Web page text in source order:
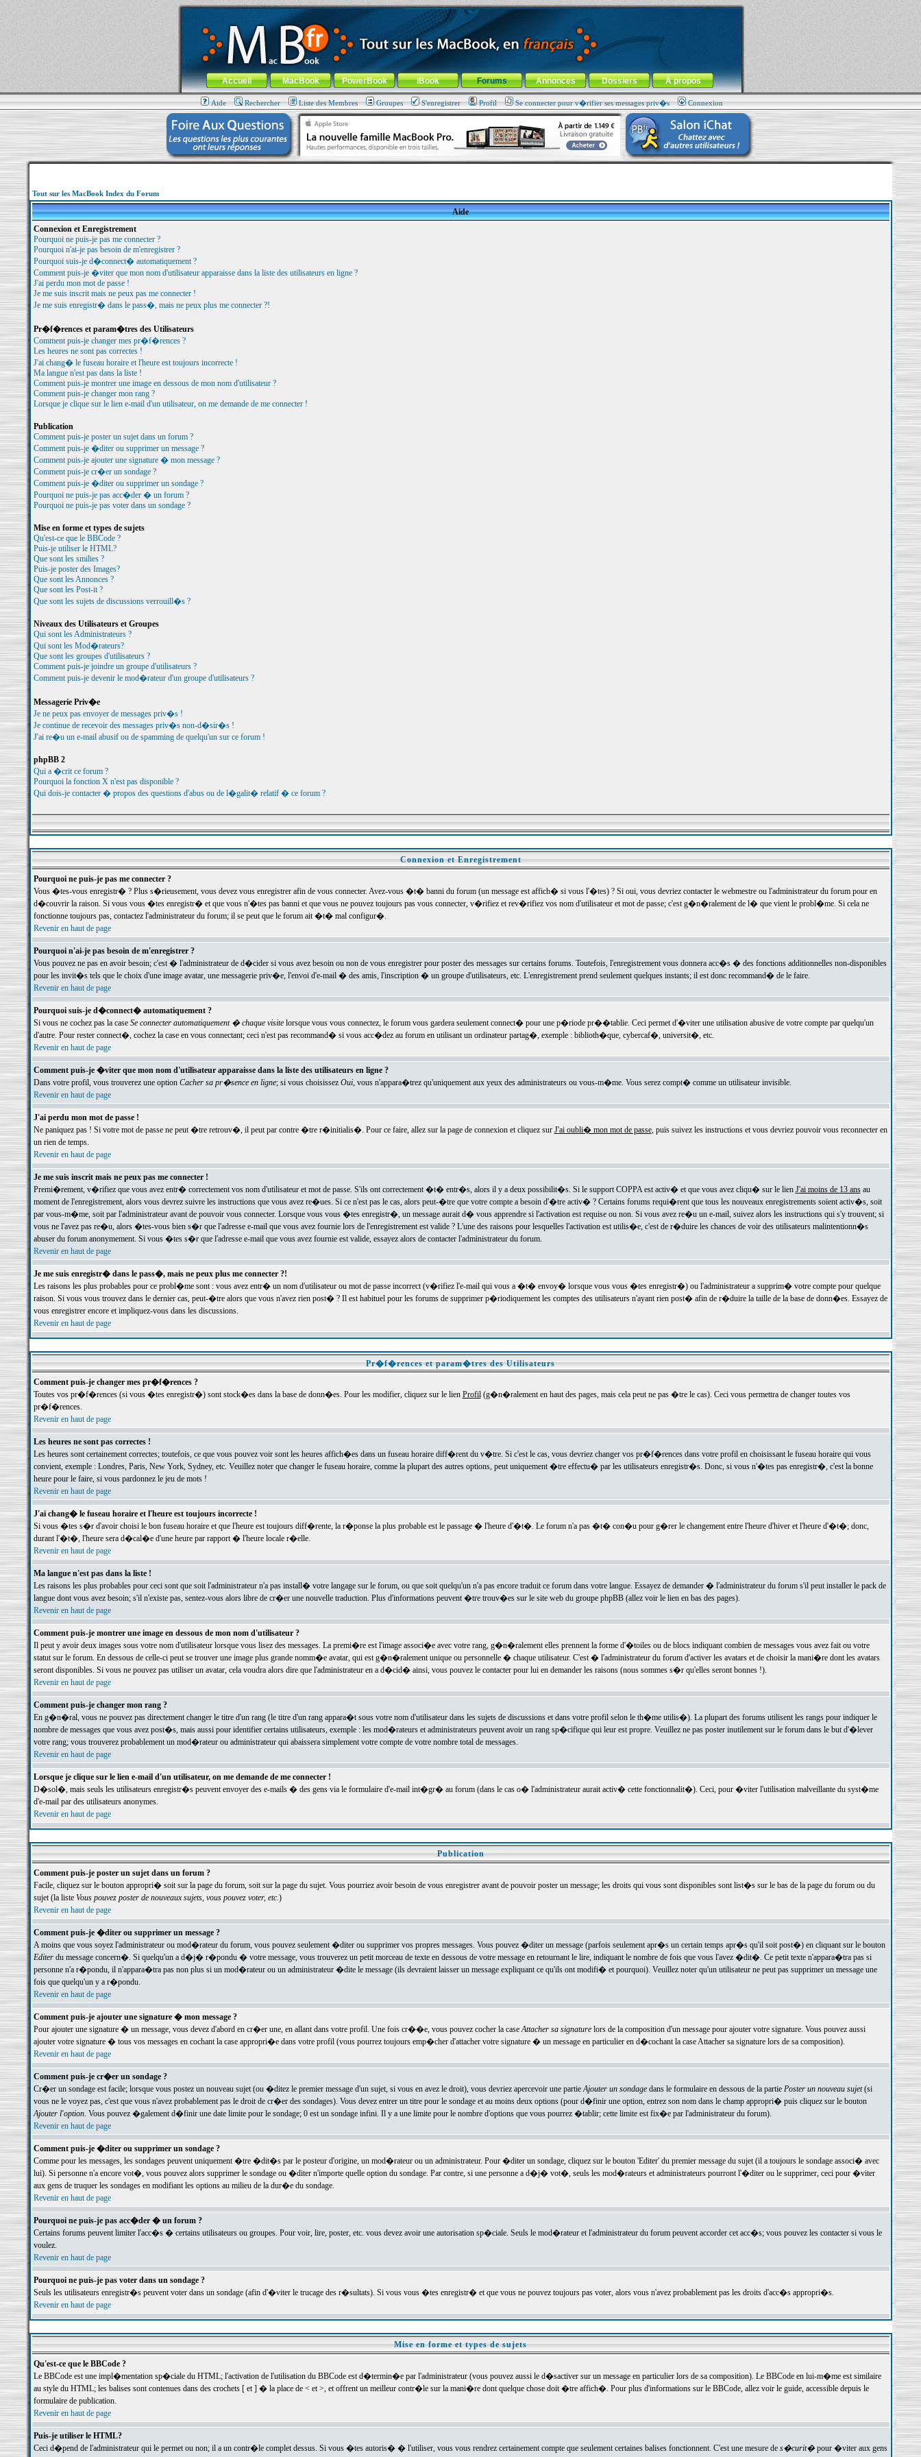
MacBook-fr.com : 100% Apple... 100% nomade !
Aller au contenu-Aller au menu général-Aller au menu de la rubrique
Menu général
Accueil MacBook PowerBook iBook Forums Annonces Dossiers À propos
Aide Rechercher Liste des Membres Groupes S'enregistrer Profil Se connecter pour v�rifier ses messages priv�s Connexion
Tout sur les MacBook Index du Forum
Aide
Connexion et Enregistrement
Pourquoi ne puis-je pas me connecter ?
Pourquoi n'ai-je pas besoin de m'enregistrer ?
Pourquoi suis-je d�connect� automatiquement ?
Comment puis-je �viter que mon nom d'utilisateur apparaisse dans la liste des utilisateurs en ligne ?
J'ai perdu mon mot de passe !
Je me suis inscrit mais ne peux pas me connecter !
Je me suis enregistr� dans le pass�, mais ne peux plus me connecter ?!
Pr�f�rences et param�tres des Utilisateurs
Comment puis-je changer mes pr�f�rences ?
Les heures ne sont pas correctes !
J'ai chang� le fuseau horaire et l'heure est toujours incorrecte !
Ma langue n'est pas dans la liste !
Comment puis-je montrer une image en dessous de mon nom d'utilisateur ?
Comment puis-je changer mon rang ?
Lorsque je clique sur le lien e-mail d'un utilisateur, on me demande de me connecter !
Publication
Comment puis-je poster un sujet dans un forum ?
Comment puis-je �diter ou supprimer un message ?
Comment puis-je ajouter une signature � mon message ?
Comment puis-je cr�er un sondage ?
Comment puis-je �diter ou supprimer un sondage ?
Pourquoi ne puis-je pas acc�der � un forum ?
Pourquoi ne puis-je pas voter dans un sondage ?
Mise en forme et types de sujets
Qu'est-ce que le BBCode ?
Puis-je utiliser le HTML?
Que sont les smilies ?
Puis-je poster des Images?
Que sont les Annonces ?
Que sont les Post-it ?
Que sont les sujets de discussions verrouill�s ?
Niveaux des Utilisateurs et Groupes
Qui sont les Administrateurs ?
Qui sont les Mod�rateurs?
Que sont les groupes d'utilisateurs ?
Comment puis-je joindre un groupe d'utilisateurs ?
Comment puis-je devenir le mod�rateur d'un groupe d'utilisateurs ?
Messagerie Priv�e
Je ne peux pas envoyer de messages priv�s !
Je continue de recevoir des messages priv�s non-d�sir�s !
J'ai re�u un e-mail abusif ou de spamming de quelqu'un sur ce forum !
phpBB 2
Qui a �crit ce forum ?
Pourquoi la fonction X n'est pas disponible ?
Qui dois-je contacter � propos des questions d'abus ou de l�galit� relatif � ce forum ?
Connexion et Enregistrement
Pourquoi ne puis-je pas me connecter ?
Vous �tes-vous enregistr� ? Plus s�rieusement, vous devez vous enregistrer afin de vous connecter. Avez-vous �t� banni du forum (un message est affich� si vous l'�tes) ? Si oui, vous devriez contacter le webmestre ou l'administrateur du forum pour en
d�couvrir la raison. Si vous vous �tes enregistr� et que vous n'�tes pas banni et que vous ne pouvez toujours pas vous connecter, v�rifiez et rev�rifiez vos nom d'utilisateur et mot de passe; c'est g�n�ralement de l� que vient le probl�me. Si cela ne
fonctionne toujours pas, contactez l'administrateur du forum; il se peut que le forum ait �t� mal configur�.
Revenir en haut de page
Pourquoi n'ai-je pas besoin de m'enregistrer ?
Vous pouvez ne pas en avoir besoin; c'est � l'administrateur de d�cider si vous avez besoin ou non de vous enregistrer pour poster des messages sur certains forums. Toutefois, l'enregistrement vous donnera acc�s � des fonctions additionnelles non-disponibles
pour les invit�s tels que le choix d'une image avatar, une messagerie priv�e, l'envoi d'e-mail � des amis, l'inscription � un groupe d'utilisateurs, etc. L'enregistrement prend seulement quelques instants; il est donc recommand� de le faire.
Revenir en haut de page
Pourquoi suis-je d�connect� automatiquement ?
Si vous ne cochez pas la case Se connecter automatiquement � chaque visitelorsque vous vous connectez, le forum vous gardera seulement connect� pour une p�riode pr��tablie. Ceci permet d'�viter une utilisation abusive de votre compte par quelqu'un
d'autre. Pour rester connect�, cochez la case en vous connectant; ceci n'est pas recommand� si vous acc�dez au forum en utilisant un ordinateur partag�, exemple : biblioth�que, cybercaf�, universit�, etc.
Revenir en haut de page
Comment puis-je �viter que mon nom d'utilisateur apparaisse dans la liste des utilisateurs en ligne ?
Dans votre profil, vous trouverez une option Cacher sa pr�sence en ligne; si vous choisissez Oui, vous n'appara�trez qu'uniquement aux yeux des administrateurs ou vous-m�me. Vous serez compt� comme un utilisateur invisible.
Revenir en haut de page
J'ai perdu mon mot de passe !
Ne paniquez pas ! Si votre mot de passe ne peut �tre retrouv�, il peut par contre �tre r�initialis�. Pour ce faire, allez sur la page de connexion et cliquez sur J'ai oubli� mon mot de passe, puis suivez les instructions et vous devriez pouvoir vous reconnecter en
un rien de temps.
Revenir en haut de page
Je me suis inscrit mais ne peux pas me connecter !
Premi�rement, v�rifiez que vous avez entr� correctement vos nom d'utilisateur et mot de passe. S'ils ont correctement �t� entr�s, alors il y a deux possibilit�s. Si le support COPPA est activ� et que vous avez cliqu� sur le lien J'ai moins de 13 ansau
moment de l'enregistrement, alors vous devrez suivre les instructions que vous avez re�ues. Si ce n'est pas le cas, alors peut-�tre que votre compte a besoin d'�tre activ� ? Certains forums requi�rent que tous les nouveaux enregistrements soient activ�s, soit
par vous-m�me, soit par l'administrateur avant de pouvoir vous connecter. Lorsque vous vous �tes enregistr�, un message aurait d� vous apprendre si l'activation est requise ou non. Si vous avez re�u un e-mail, suivez alors les instructions qui s'y trouvent; si
vous ne l'avez pas re�u, alors �tes-vous bien s�r que l'adresse e-mail que vous avez fournie lors de l'enregistrement est valide ? L'une des raisons pour lesquelles l'activation est utilis�e, c'est de r�duire les chances de voir des utilisateurs malintentionn�s
abuser du forum anonymement. Si vous �tes s�r que l'adresse e-mail que vous avez fournie est valide, essayez alors de contacter l'administrateur du forum.
Revenir en haut de page
Je me suis enregistr� dans le pass�, mais ne peux plus me connecter ?!
Les raisons les plus probables pour ce probl�me sont : vous avez entr� un nom d'utilisateur ou mot de passe incorrect (v�rifiez l'e-mail qui vous a �t� envoy� lorsque vous vous �tes enregistr�) ou l'administrateur a supprim� votre compte pour quelque
raison. Si vous vous trouvez dans le dernier cas, peut-�tre alors que vous n'avez rien post� ? Il est habituel pour les forums de supprimer p�riodiquement les comptes des utilisateurs n'ayant rien post� afin de r�duire la taille de la base de donn�es. Essayez de
vous enregistrer encore et impliquez-vous dans les discussions.
Revenir en haut de page
Pr�f�rences et param�tres des Utilisateurs
Comment puis-je changer mes pr�f�rences ?
Toutes vos pr�f�rences (si vous �tes enregistr�) sont stock�es dans la base de donn�es. Pour les modifier, cliquez sur le lien Profil(g�n�ralement en haut des pages, mais cela peut ne pas �tre le cas). Ceci vous permettra de changer toutes vos
pr�f�rences.
Revenir en haut de page
Les heures ne sont pas correctes !
Les heures sont certainement correctes; toutefois, ce que vous pouvez voir sont les heures affich�es dans un fuseau horaire diff�rent du v�tre. Si c'est le cas, vous devriez changer vos pr�f�rences dans votre profil en choisissant le fuseau horaire qui vous
convient, exemple : Londres, Paris, New York, Sydney, etc. Veuillez noter que changer le fuseau horaire, comme la plupart des autres options, peut uniquement �tre effectu� par les utilisateurs enregistr�s. Donc, si vous n'�tes pas enregistr�, c'est la bonne
heure pour le faire, si vous pardonnez le jeu de mots !
Revenir en haut de page
J'ai chang� le fuseau horaire et l'heure est toujours incorrecte !
Si vous �tes s�r d'avoir choisi le bon fuseau horaire et que l'heure est toujours diff�rente, la r�ponse la plus probable est le passage � l'heure d'�t�. Le forum n'a pas �t� con�u pour g�rer le changement entre l'heure d'hiver et l'heure d'�t�; donc,
durant l'�t�, l'heure sera d�cal�e d'une heure par rapport � l'heure locale r�elle.
Revenir en haut de page
Ma langue n'est pas dans la liste !
Les raisons les plus probables pour ceci sont que soit l'administrateur n'a pas install� votre langage sur le forum, ou que soit quelqu'un n'a pas encore traduit ce forum dans votre langue. Essayez de demander � l'administrateur du forum s'il peut installer le pack de
langue dont vous avez besoin; s'il n'existe pas, sentez-vous alors libre de cr�er une nouvelle traduction. Plus d'informations peuvent �tre trouv�es sur le site web du groupe phpBB (allez voir le lien en bas des pages).
Revenir en haut de page
Comment puis-je montrer une image en dessous de mon nom d'utilisateur ?
Il peut y avoir deux images sous votre nom d'utilisateur lorsque vous lisez des messages. La premi�re est l'image associ�e avec votre rang, g�n�ralement elles prennent la forme d'�toiles ou de blocs indiquant combien de messages vous avez fait ou votre
statut sur le forum. En dessous de celle-ci peut se trouver une image plus grande nomm�e avatar, qui est g�n�ralement unique ou personnelle � chaque utilisateur. C'est � l'administrateur du forum d'activer les avatars et de choisir la mani�re dont les avatars
seront disponibles. Si vous ne pouvez pas utiliser un avatar, cela voudra alors dire que l'administrateur en a d�cid� ainsi, vous pouvez le contacter pour lui en demander les raisons (nous sommes s�r qu'elles seront bonnes !).
Revenir en haut de page
Comment puis-je changer mon rang ?
En g�n�ral, vous ne pouvez pas directement changer le titre d'un rang (le titre d'un rang appara�t sous votre nom d'utilisateur dans les sujets de discussions et dans votre profil selon le th�me utilis�). La plupart des forums utilisent les rangs pour indiquer le
nombre de messages que vous avez post�s, mais aussi pour identifier certains utilisateurs, exemple : les mod�rateurs et administrateurs peuvent avoir un rang sp�cifique qui leur est propre. Veuillez ne pas poster inutilement sur le forum dans le but d'�lever
votre rang; vous trouverez probablement un mod�rateur ou administrateur qui abaissera simplement votre compte de votre nombre total de messages.
Revenir en haut de page
Lorsque je clique sur le lien e-mail d'un utilisateur, on me demande de me connecter !
D�sol�, mais seuls les utilisateurs enregistr�s peuvent envoyer des e-mails � des gens via le formulaire d'e-mail int�gr� au forum (dans le cas o� l'administrateur aurait activ� cette fonctionnalit�). Ceci, pour �viter l'utilisation malveillante du syst�me
d'e-mail par des utilisateurs anonymes.
Revenir en haut de page
Publication
Comment puis-je poster un sujet dans un forum ?
Facile, cliquez sur le bouton appropri� soit sur la page du forum, soit sur la page du sujet. Vous pourriez avoir besoin de vous enregistrer avant de pouvoir poster un message; les droits qui vous sont disponibles sont list�s sur le bas de la page du forum ou du
sujet (la liste Vous pouvez poster de nouveaux sujets, vous pouvez voter, etc.)
Revenir en haut de page
Comment puis-je �diter ou supprimer un message ?
A moins que vous soyez l'administrateur ou mod�rateur du forum, vous pouvez seulement �diter ou supprimer vos propres messages. Vous pouvez �diter un message (parfois seulement apr�s un certain temps apr�s qu'il soit post�) en cliquant sur le bouton
Editerdu message concern�. Si quelqu'un a d�j� r�pondu � votre message, vous trouverez un petit morceau de texte en dessous de votre message en retournant le lire, indiquant le nombre de fois que vous l'avez �dit�. Ce petit texte n'appara�tra pas si
personne n'a r�pondu, il n'appara�tra pas non plus si un mod�rateur ou un administrateur �dite le message (ils devraient laisser un message expliquant ce qu'ils ont modifi� et pourquoi). Veuillez noter qu'un utilisateur ne peut pas supprimer un message une
fois que quelqu'un y a r�pondu.
Revenir en haut de page
Comment puis-je ajouter une signature � mon message ?
Pour ajouter une signature � un message, vous devez d'abord en cr�er une, en allant dans votre profil. Une fois cr��e, vous pouvez cocher la caseAttacher sa signaturelors de la composition d'un message pour ajouter votre signature. Vous pouvez aussi
ajouter votre signature � tous vos messages en cochant la case appropri�e dans votre profil (vous pourrez toujours emp�cher d'attacher votre signature � un message en particulier en d�cochant la case Attacher sa signature lors de sa composition).
Revenir en haut de page
Comment puis-je cr�er un sondage ?
Cr�er un sondage est facile; lorsque vous postez un nouveau sujet (ou �ditez le premier message d'un sujet, si vous en avez le droit), vous devriez apercevoir une partieAjouter un sondagedans le formulaire en dessous de la partie Poster un nouveau sujet(si
vous ne le voyez pas, c'est que vous n'avez probablement pas le droit de cr�er des sondages). Vous devez entrer un titre pour le sondage et au moins deux options (pour d�finir une option, entrez son nom dans le champ appropri� puis cliquez sur le bouton
Ajouter l'option. Vous pouvez �galement d�finir une date limite pour le sondage; 0 est un sondage infini. Il y a une limite pour le nombre d'options que vous pourrez �tablir; cette limite est fix�e par l'administrateur du forum).
Revenir en haut de page
Comment puis-je �diter ou supprimer un sondage ?
Comme pour les messages, les sondages peuvent uniquement �tre �dit�s par le posteur d'origine, un mod�rateur ou un administrateur. Pour �diter un sondage, cliquez sur le bouton 'Editer' du premier message du sujet (il a toujours le sondage associ� avec
lui). Si personne n'a encore vot�, vous pouvez alors supprimer le sondage ou �diter n'importe quelle option du sondage. Par contre, si une personne a d�j� vot�, seuls les mod�rateurs et administrateurs pourront l'�diter ou le supprimer, ceci pour �viter
aux gens de truquer les sondages en modifiant les options au milieu de la dur�e du sondage.
Revenir en haut de page
Pourquoi ne puis-je pas acc�der � un forum ?
Certains forums peuvent limiter l'acc�s � certains utilisateurs ou groupes. Pour voir, lire, poster, etc. vous devez avoir une autorisation sp�ciale. Seuls le mod�rateur et l'administrateur du forum peuvent accorder cet acc�s; vous pouvez les contacter si vous le
voulez.
Revenir en haut de page
Pourquoi ne puis-je pas voter dans un sondage ?
Seuls les utilisateurs enregistr�s peuvent voter dans un sondage (afin d'�viter le trucage des r�sultats). Si vous vous �tes enregistr� et que vous ne pouvez toujours pas voter, alors vous n'avez probablement pas les droits d'acc�s appropri�s.
Revenir en haut de page
Mise en forme et types de sujets
Qu'est-ce que le BBCode ?
Le BBCode est une impl�mentation sp�ciale du HTML; l'activation de l'utilisation du BBCode est d�termin�e par l'administrateur (vous pouvez aussi le d�sactiver sur un message en particulier lors de sa composition). Le BBCode en lui-m�me est similaire
au style du HTML; les balises sont contenues dans des crochets [ et ] � la place de < et >, et offrent un meilleur contr�le sur la mani�re dont quelque chose doit �tre affich�. Pour plus d'informations sur le BBCode, allez voir le guide, accessible depuis le
formulaire de publication.
Revenir en haut de page
Puis-je utiliser le HTML?
Ceci d�pend de l'administrateur qui le permet ou non; il a un contr�le complet dessus. Si vous �tes autoris� � l'utiliser, vous vous rendrez certainement compte que seulement certaines balises fonctionnent. C'est une mesure de s�curit�pour �viter aux gens